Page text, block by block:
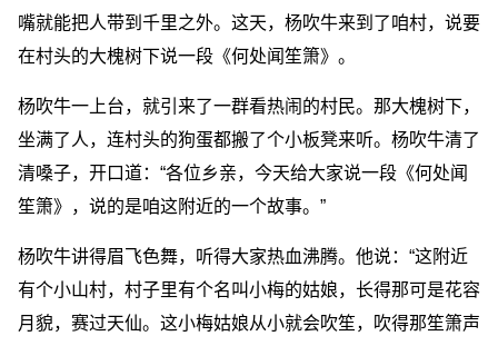
嘴就能把人带到千里之外。这天，杨吹牛来到了咱村，说要
在村头的大槐树下说一段《何处闻笙箫》。
杨吹牛一上台，就引来了一群看热闹的村民。那大槐树下，
坐满了人，连村头的狗蛋都搬了个小板凳来听。杨吹牛清了
清嗓子，开口道：“各位乡亲，今天给大家说一段《何处闻
笙箫》，说的是咱这附近的一个故事。”
杨吹牛讲得眉飞色舞，听得大家热血沸腾。他说：“这附近
有个小山村，村子里有个名叫小梅的姑娘，长得那可是花容
月貌，赛过天仙。这小梅姑娘从小就会吹笙，吹得那笙箫声